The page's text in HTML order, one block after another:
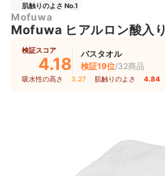
肌触りのよさ No.1
Mofuwa
Mofuwa ヒアルロン酸入
検証スコア
4.18
バスタオル
検証19位/32商品
吸水性の高さ 3.27 肌触りのよさ 4.84